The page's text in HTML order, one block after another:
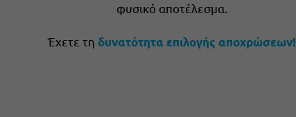
φυσικό αποτέλεσμα.
Έχετε τη δυνατότητα επιλογής αποχρώσεων!